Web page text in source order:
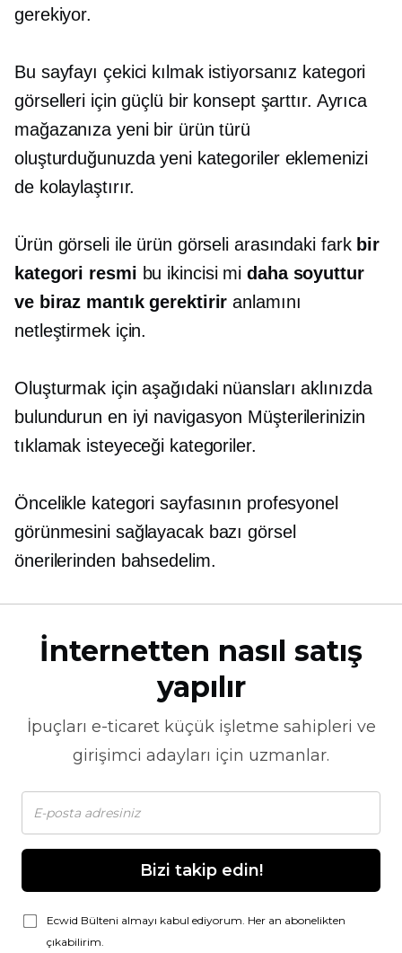
gerekiyor.
Bu sayfayı çekici kılmak istiyorsanız kategori
görselleri için güçlü bir konsept şarttır. Ayrıca
mağazanıza yeni bir ürün türü
oluşturduğunuzda yeni kategoriler eklemenizi
de kolaylaştırır.
Ürün görseli ile ürün görseli arasındaki fark bir
kategori resmi bu ikincisi midaha soyuttur
ve biraz mantık gerektirir anlamını
netleştirmek için.
Oluşturmak için aşağıdaki nüansları aklınızda
bulundurun en iyi navigasyon Müşterilerinizin
tıklamak isteyeceği kategoriler.
Öncelikle kategori sayfasının profesyonel
görünmesini sağlayacak bazı görsel
önerilerinden bahsedelim.
İnternetten nasıl satış
yapılır
İpuçları e-ticaretküçük işletme sahipleri ve
girişimci adayları için uzmanlar.
Bizi takip edin!
Ecwid Bülteni almayı kabul ediyorum. Her an abonelikten
çıkabilirim.